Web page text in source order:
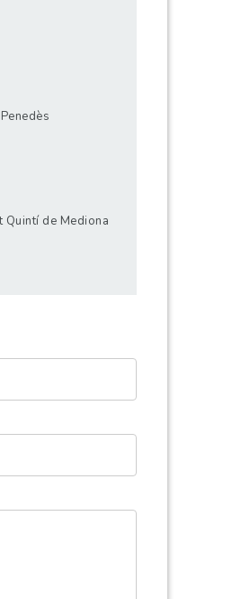
Quintí de Mediona